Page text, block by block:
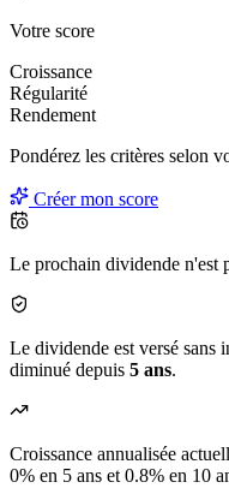
Votre score
Croissance
Régularité
Rendement
Pondérez les critères selon
Créer mon score
Le prochain dividende n'est
Le dividende est versé sans
diminué depuis 5 ans.
Croissance annualisée
0% en 5 ans et 0.8% en 10